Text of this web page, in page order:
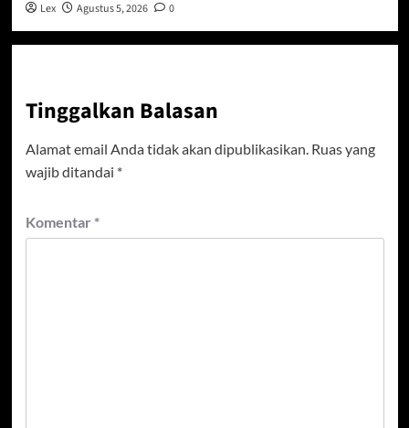
Lex Agustus 5, 2026 0
Tinggalkan Balasan
Alamat email Anda tidak akan dipublikasikan. Ruas yang
wajib ditandai *
Komentar *